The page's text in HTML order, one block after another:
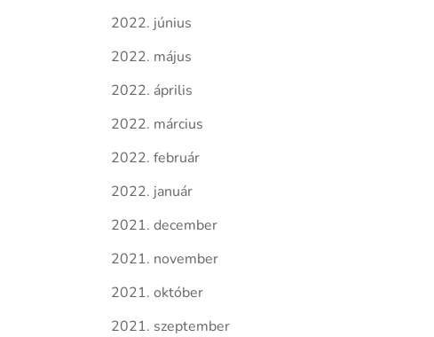
2022. június
2022. május
2022. április
2022. március
2022. február
2022. január
2021. december
2021. november
2021. október
2021. szeptember